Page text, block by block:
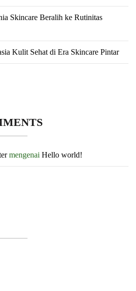
Skincare Beralih ke Rutinitas
Kulit Sehat di Era Skincare Pintar
mengenai Hello world!